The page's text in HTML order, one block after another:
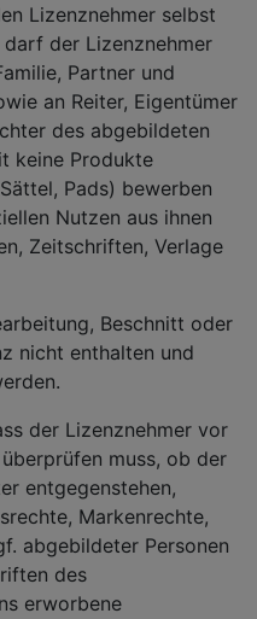
Lizenznehmer selbst
der Lizenznehmer
Partner und
an Reiter, Eigentümer
des abgebildeten
keine Produkte
Pads) bewerben
Nutzen aus ihnen
Zeitschriften, Verlage
Beschnitt oder
nicht enthalten und
der Lizenznehmer vor
muss, ob der
entgegenstehen,
Markenrechte,
abgebildeter Personen
des
erworbene